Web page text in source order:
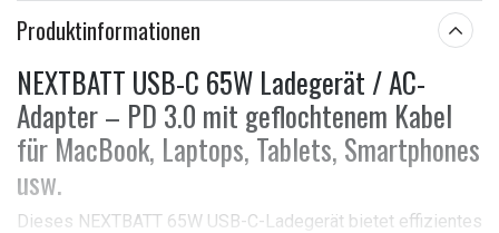
Produktinformationen
NEXTBATT USB-C 65W Ladegerät / AC-
Adapter – PD 3.0 mit geflochtenem Kabel
für MacBook, Laptops, Tablets, Smartphones
usw.
Dieses NEXTBATT 65W USB-C-Ladegerät bietet effizientes